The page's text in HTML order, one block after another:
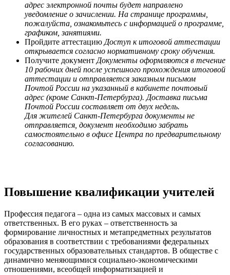
адрес электронной почты будет направлено
уведомление о зачислении. На странице программы,
пожалуйста, ознакомьтесь с информацией о программе,
графиком, занятиями.
Пройдите аттестацию Доступ к итоговой аттестации
открывается согласно нормативному сроку обучения.
Получите документ Документы оформляются в течение
10 рабочих дней после успешного прохождения итоговой
аттестации и отправляется заказным письмом
Почтой России на указанный в кабинете почтовый
адрес (кроме Санкт-Петербурга). Доставка письма
Почтой России составляет от двух недель.
Для жителей Санкт-Петербурга документы не
отправляется, документ необходимо забрать
самостоятельно в офисе Центра по предварительному
согласованию.
Повышение квалификации учителей
Профессия педагога – одна из самых массовых и самых
ответственных. В его руках – ответственность за
формирование личностных и метапредметных результатов
образования в соответствии с требованиями федеральных
государственных образовательных стандартов. В обществе с
динамично меняющимися социально-экономическими
отношениями, всеобщей информатизацией и